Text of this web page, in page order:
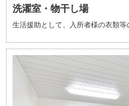
洗濯室・物干し場
生活援助として、入所者様の衣類等